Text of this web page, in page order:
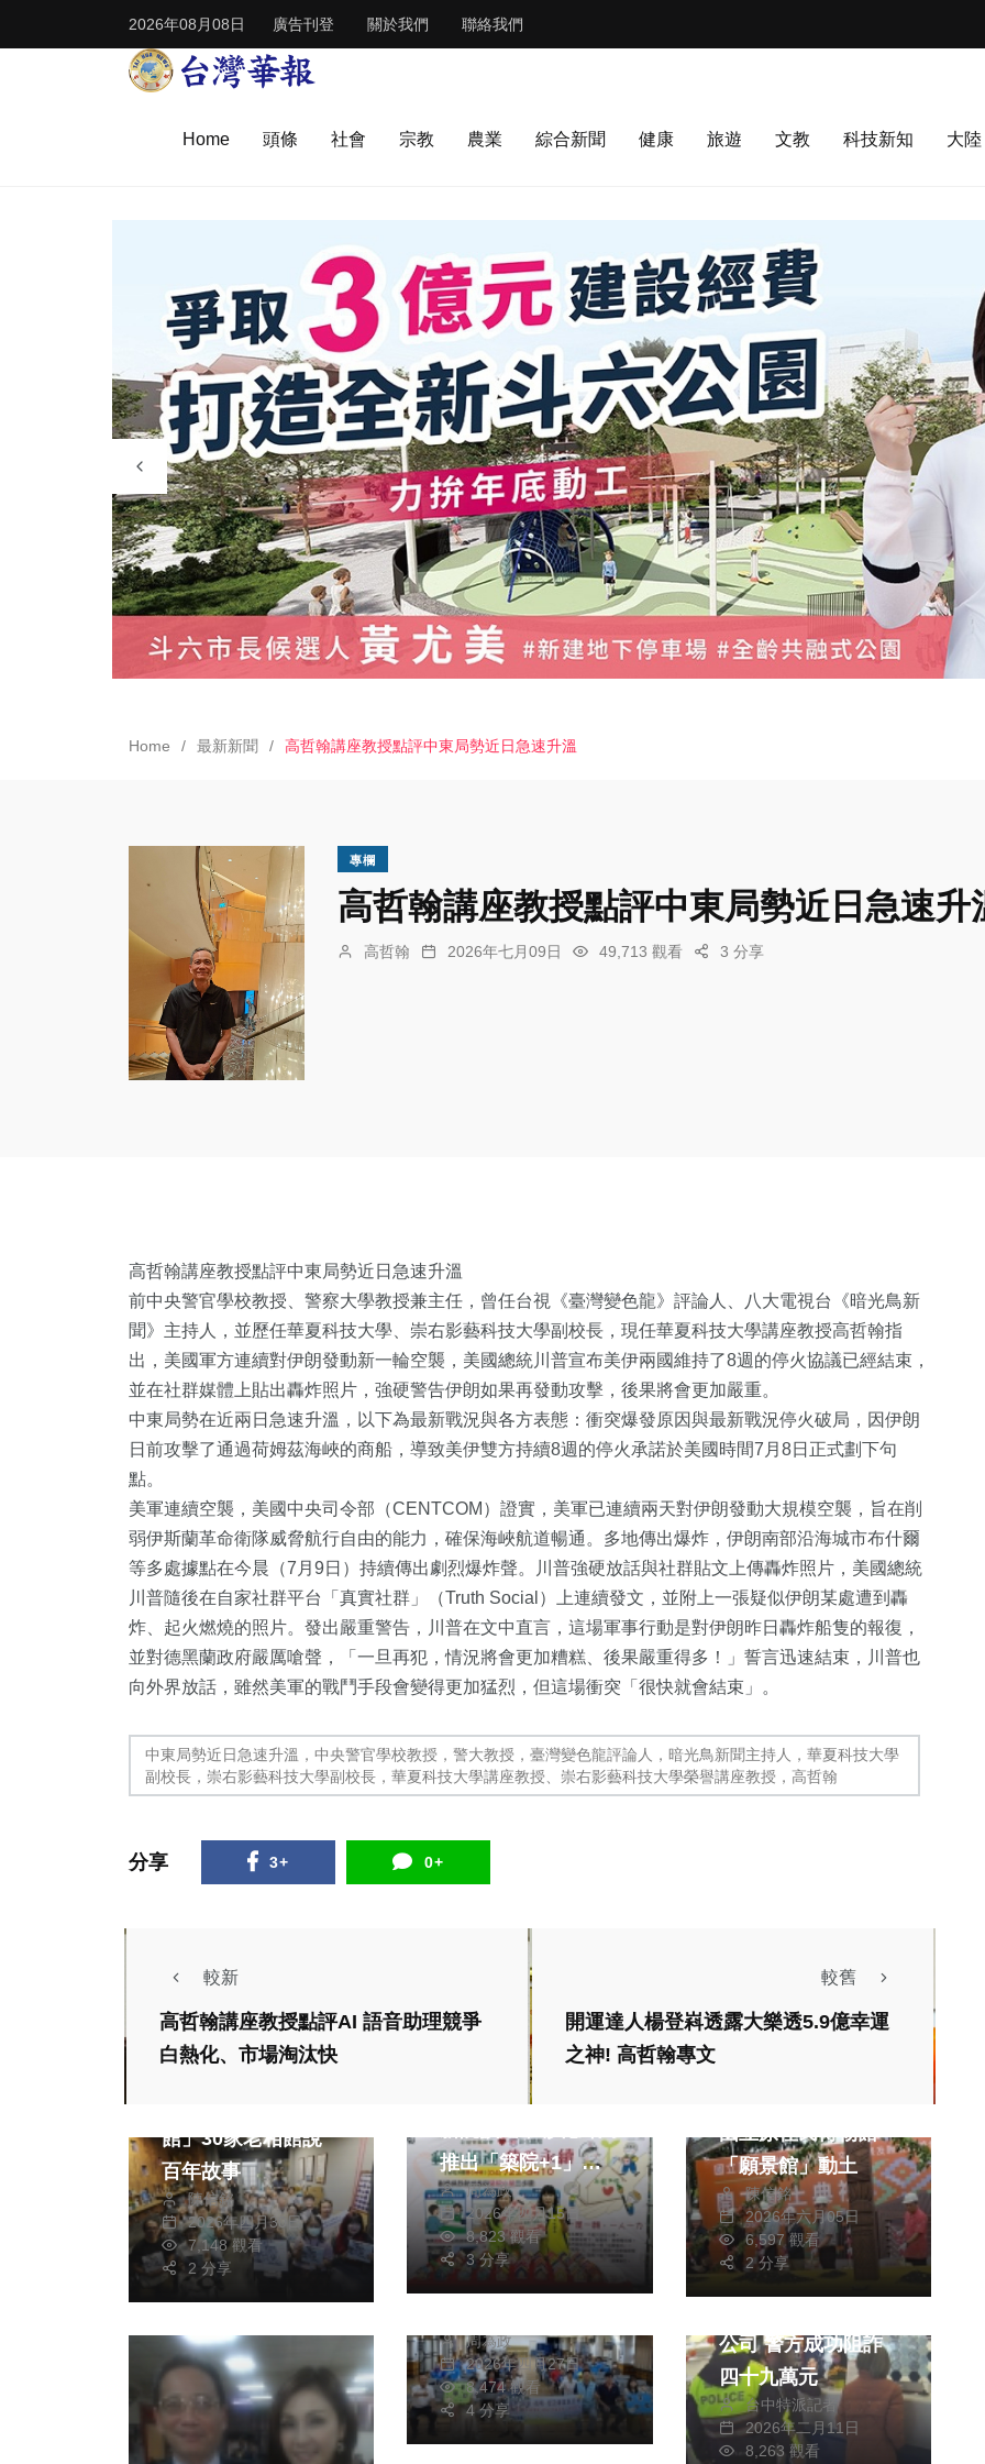
2026年08月08日 廣告刊登 關於我們 聯絡我們
Home 頭條 社會 宗教 農業 綜合新聞 健康 旅遊 文教 科技新知 大陸
Home 最新新聞 高哲翰講座教授點評中東局勢近日急速升溫
專欄
高哲翰講座教授點評中東局勢近日急速升
高哲翰 2026年七月09日 49,713 觀看 3 分享
高哲翰講座教授點評中東局勢近日急速升溫
前中央警官學校教授、警察大學教授兼主任，曾任台視《臺灣變色龍》評論人、八大電視台《暗光鳥新
聞》主持人，並歷任華夏科技大學、崇右影藝科技大學副校長，現任華夏科技大學講座教授高哲翰指
出，美國軍方連續對伊朗發動新一輪空襲，美國總統川普宣布美伊兩國維持了8週的停火協議已經結束，
並在社群媒體上貼出轟炸照片，強硬警告伊朗如果再發動攻擊，後果將會更加嚴重。
中東局勢在近兩日急速升溫，以下為最新戰況與各方表態：衝突爆發原因與最新戰況停火破局，因伊朗
日前攻擊了通過荷姆茲海峽的商船，導致美伊雙方持續8週的停火承諾於美國時間7月8日正式劃下句
點。
美軍連續空襲，美國中央司令部（CENTCOM）證實，美軍已連續兩天對伊朗發動大規模空襲，旨在削
弱伊斯蘭革命衛隊威脅航行自由的能力，確保海峽航道暢通。多地傳出爆炸，伊朗南部沿海城市布什爾
等多處據點在今晨（7月9日）持續傳出劇烈爆炸聲。川普強硬放話與社群貼文上傳轟炸照片，美國總統
川普隨後在自家社群平台「真實社群」（Truth Social）上連續發文，並附上一張疑似伊朗某處遭到轟
炸、起火燃燒的照片。發出嚴重警告，川普在文中直言，這場軍事行動是對伊朗昨日轟炸船隻的報復，
並對德黑蘭政府嚴厲嗆聲，「一旦再犯，情況將會更加糟糕、後果嚴重得多！」誓言迅速結束，川普也
向外界放話，雖然美軍的戰鬥手段會變得更加猛烈，但這場衝突「很快就會結束」。
中東局勢近日急速升溫，中央警官學校教授，警大教授，臺灣變色龍評論人，暗光鳥新聞主持人，華夏科技大學
副校長，崇右影藝科技大學副校長，華夏科技大學講座教授、崇右影藝科技大學榮譽講座教授，高哲翰
分享 3+ 0+
較新
高哲翰講座教授點評AI 語音助理競爭
白熱化、市場淘汰快
較舊
開運達人楊登嵙透露大樂透5.9億幸運
之神! 高哲翰專文
綜合新聞
館」30家老相館說
百年故事
陳信銘
2026年四月30日
7,148 觀看
2 分享
社會
文教
支持創世基金會嘉義
推出「築院+1」公
益活動。（照片郵局
提供）
周為政
2026年四月15日
8,823 觀看
3 分享
國立原住民博物館
「願景館」動土
陳信銘
2026年六月05日
6,597 觀看
2 分享
社會 綜合新聞
健康 文教
反賄選宣導，員林市
公所邀檢察官黃鈺雯
供）周為政
2026年四月27日
8,474 觀看
4 分享
社會
公司 警方成功阻詐
四十九萬元
台中特派記者
2026年二月11日
8,263 觀看
大陸
117+
健康
綜合新聞
旅遊